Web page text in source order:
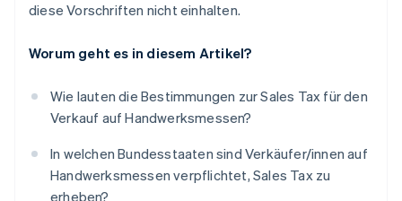
diese Vorschriften nicht einhalten.
Worum geht es in diesem Artikel?
Wie lauten die Bestimmungen zur Sales Tax für den
Verkauf auf Handwerksmessen?
In welchen Bundesstaaten sind Verkäufer/innen auf
Handwerksmessen verpflichtet, Sales Tax zu
erheben?